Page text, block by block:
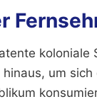
koloniale
um